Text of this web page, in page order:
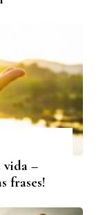
vida –
frases!